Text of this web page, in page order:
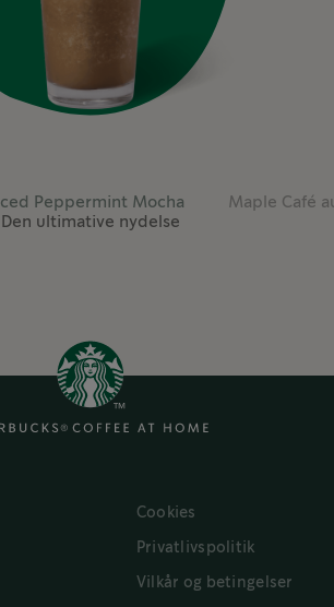
Iced Peppermint Mocha
Den ultimative nydelse
Maple Café
Cookies
Privatlivspolitik
Vilkår og betingelser